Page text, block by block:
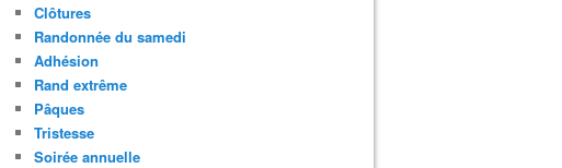
Clôtures
Randonnée du samedi
Adhésion
Rand extrême
Pâques
Tristesse
Soirée annuelle